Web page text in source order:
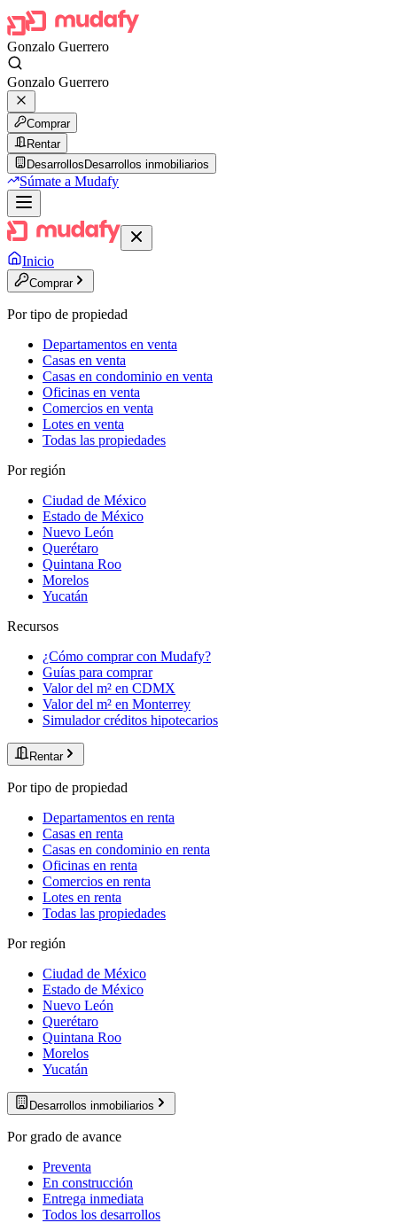
Gonzalo Guerrero
Gonzalo Guerrero
Comprar
Rentar
Desarrollos Desarrollos inmobiliarios
Súmate a Mudafy
Inicio
Comprar
Por tipo de propiedad
Departamentos en venta
Casas en venta
Casas en condominio en venta
Oficinas en venta
Comercios en venta
Lotes en venta
Todas las propiedades
Por región
Ciudad de México
Estado de México
Nuevo León
Querétaro
Quintana Roo
Morelos
Yucatán
Recursos
¿Cómo comprar con Mudafy?
Guías para comprar
Valor del m² en CDMX
Valor del m² en Monterrey
Simulador créditos hipotecarios
Rentar
Por tipo de propiedad
Departamentos en renta
Casas en renta
Casas en condominio en renta
Oficinas en renta
Comercios en renta
Lotes en renta
Todas las propiedades
Por región
Ciudad de México
Estado de México
Nuevo León
Querétaro
Quintana Roo
Morelos
Yucatán
Desarrollos inmobiliarios
Por grado de avance
Preventa
En construcción
Entrega inmediata
Todos los desarrollos